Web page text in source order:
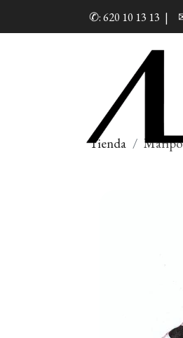
✆: 620 10 13 13 |
Tienda